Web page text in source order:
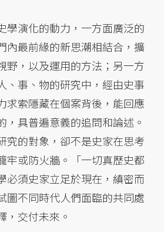
學演化的動力，一方面廣泛的
內最前緣的新思潮相結合，擴
野，以及運用的方法；另一方
、事、物的研究中，經由史事
求索隱藏在個案背後，能回應
，具普遍意義的追問和論述。
究的對象，卻不是史家在思考
牢或防火牆。「一切真歷史都
必須史家立足於現在，縝密而
圖不同時代人們面臨的共同處
，交付未來。